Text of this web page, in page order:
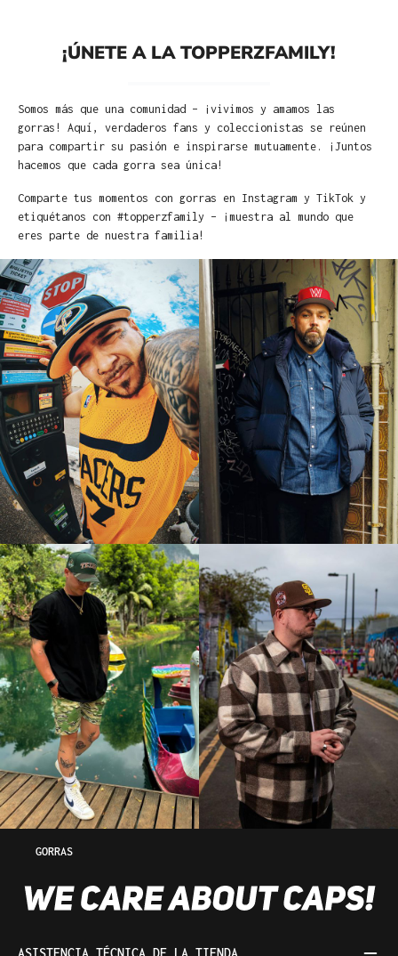
¡ÚNETE A LA TOPPERZFAMILY!
Somos más que una comunidad – ¡vivimos y amamos las
gorras! Aquí, verdaderos fans y coleccionistas se reúnen
para compartir su pasión e inspirarse mutuamente. ¡Juntos
hacemos que cada gorra sea única!
Comparte tus momentos con gorras en Instagram y TikTok y
etiquétanos con #topperzfamily – ¡muestra al mundo que
eres parte de nuestra familia!
GORRAS
ASISTENCIA TÉCNICA DE LA TIENDA